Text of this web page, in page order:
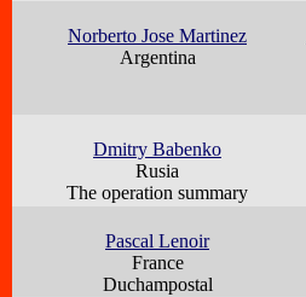
Norberto Jose Martinez
Argentina
Dmitry Babenko
Rusia
The operation summary
Pascal Lenoir
France
Duchampostal